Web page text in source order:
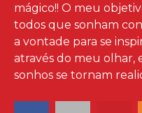
mágico!! O meu
todos que sonham
a vontade para se
através do meu olhar,
sonhos se tornam